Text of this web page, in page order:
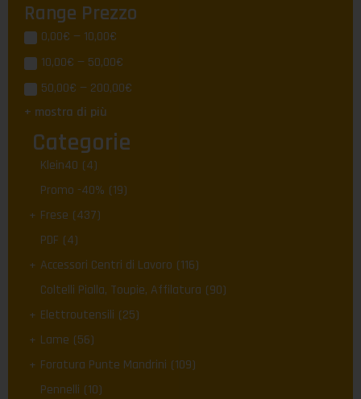
Range Prezzo
0,00€ — 10,00€
10,00€ — 50,00€
50,00€ — 200,00€
+ mostra di più
Categorie
Klein40 (4)
Promo -40% (19)
Frese (437)
PDF (4)
Accessori Centri di Lavoro (116)
Coltelli Pialla, Toupie, Affilatura (90)
Elettroutensili (25)
Lame (56)
Foratura Punte Mandrini (109)
Pennelli (10)